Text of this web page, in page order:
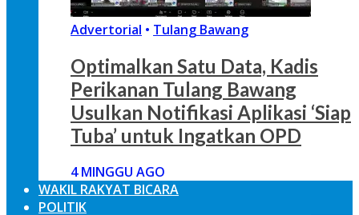
Advertorial • Tulang Bawang
Optimalkan Satu Data, Kadis
Perikanan Tulang Bawang
Usulkan Notifikasi Aplikasi ‘Siap
Tuba’ untuk Ingatkan OPD
4 MINGGU AGO
WAKIL RAKYAT BICARA
POLITIK